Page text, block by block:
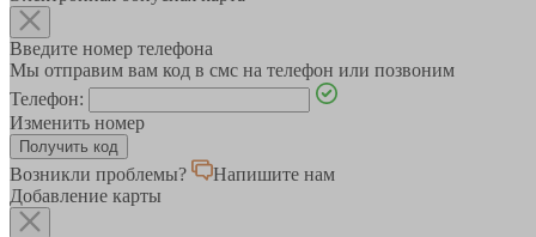
Введите номер телефона
Мы отправим вам код в смс на телефон или позвоним
Телефон:
Изменить номер
Возникли проблемы?
Напишите нам
Добавление карты